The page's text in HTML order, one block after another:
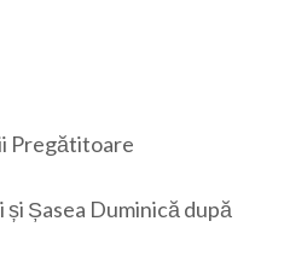
Pregătitoare
Șasea Duminică după